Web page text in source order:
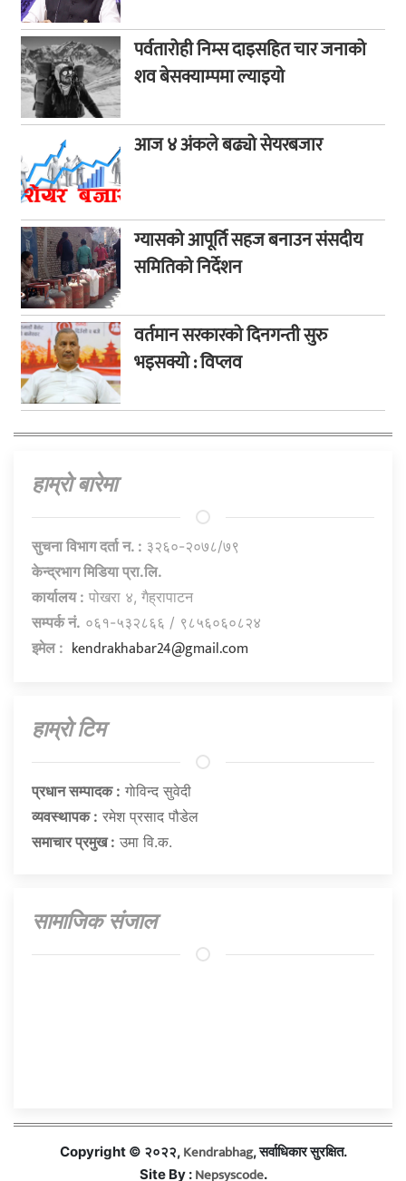
पर्वतारोही निम्स दाइसहित चार जनाको
शव बेसक्याम्पमा ल्याइयो
आज ४ अंकले बढ्यो सेयरबजार
ग्यासको आपूर्ति सहज बनाउन संसदीय
समितिको निर्देशन
वर्तमान सरकारको दिनगन्ती सुरु
भइसक्यो : विप्लव
हाम्राे बारेमा
सुचना विभाग दर्ता न. : ३२६०-२०७८/७९
केन्द्रभाग मिडिया प्रा.लि.
कार्यालय : पोखरा ४, गैह्रापाटन
सम्पर्क नं. ०६१-५३२८६६ / ९८५६०६०८२४
इमेल : kendrakhabar24@gmail.com
हाम्राे टिम
प्रधान सम्पादक : गाेविन्द सुवेदी
व्यवस्थापक : रमेश प्रसाद पौडेल
समाचार प्रमुख : उमा वि.क.
सामाजिक संजाल
Copyright © २०२२, Kendrabhag, सर्वाधिकार सुरक्षित.
Site By : Nepsyscode.